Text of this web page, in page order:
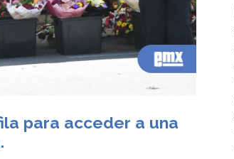
para acceder a una